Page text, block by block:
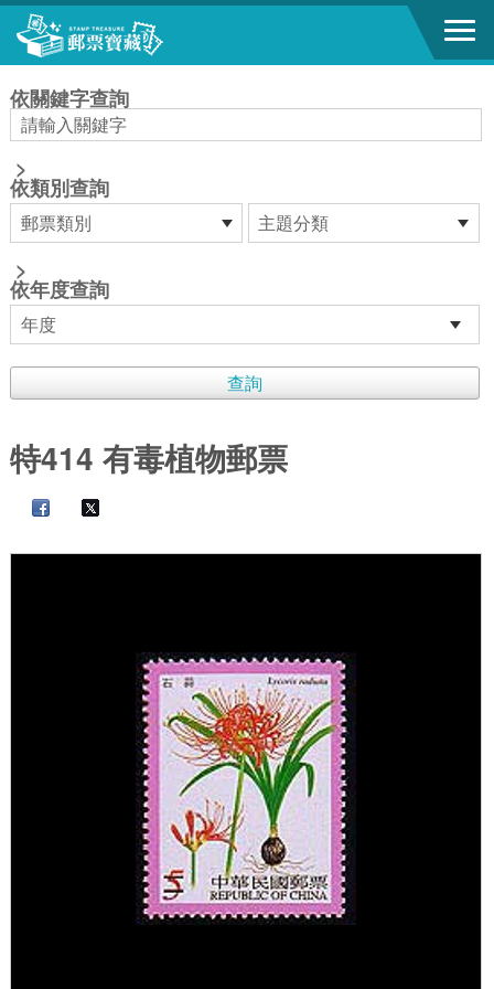
跳到主要內容區塊
依關鍵字查詢
>
依類別查詢
>
依年度查詢
特414 有毒植物郵票